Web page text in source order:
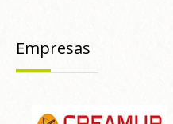
Empresas